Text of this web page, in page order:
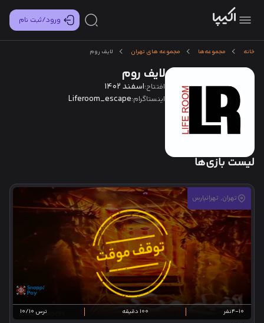
ورود/ثبت نام
خانه مجموعه‌ها مجموعه های تهران لایف روم
لایف روم
افتتاح:اسفند 1402
اینستاگرام:Liferoom_escape
لیست بازی‌ها
تهران, تهرانپارس
4-10نفر 100 دقیقه ترس 10/10